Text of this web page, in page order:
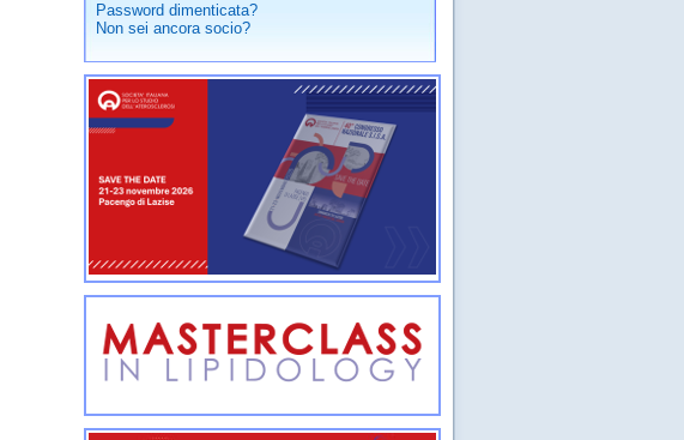
Password dimenticata?
Non sei ancora socio?